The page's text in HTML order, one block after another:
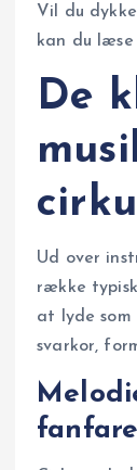
Vil du
kan du
De
Ud over
række
at lyde som
svarkor,